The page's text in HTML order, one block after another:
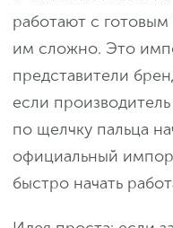
работают с
им сложно. Это
представители
если
по щелчку пальца
официальный
быстро начать